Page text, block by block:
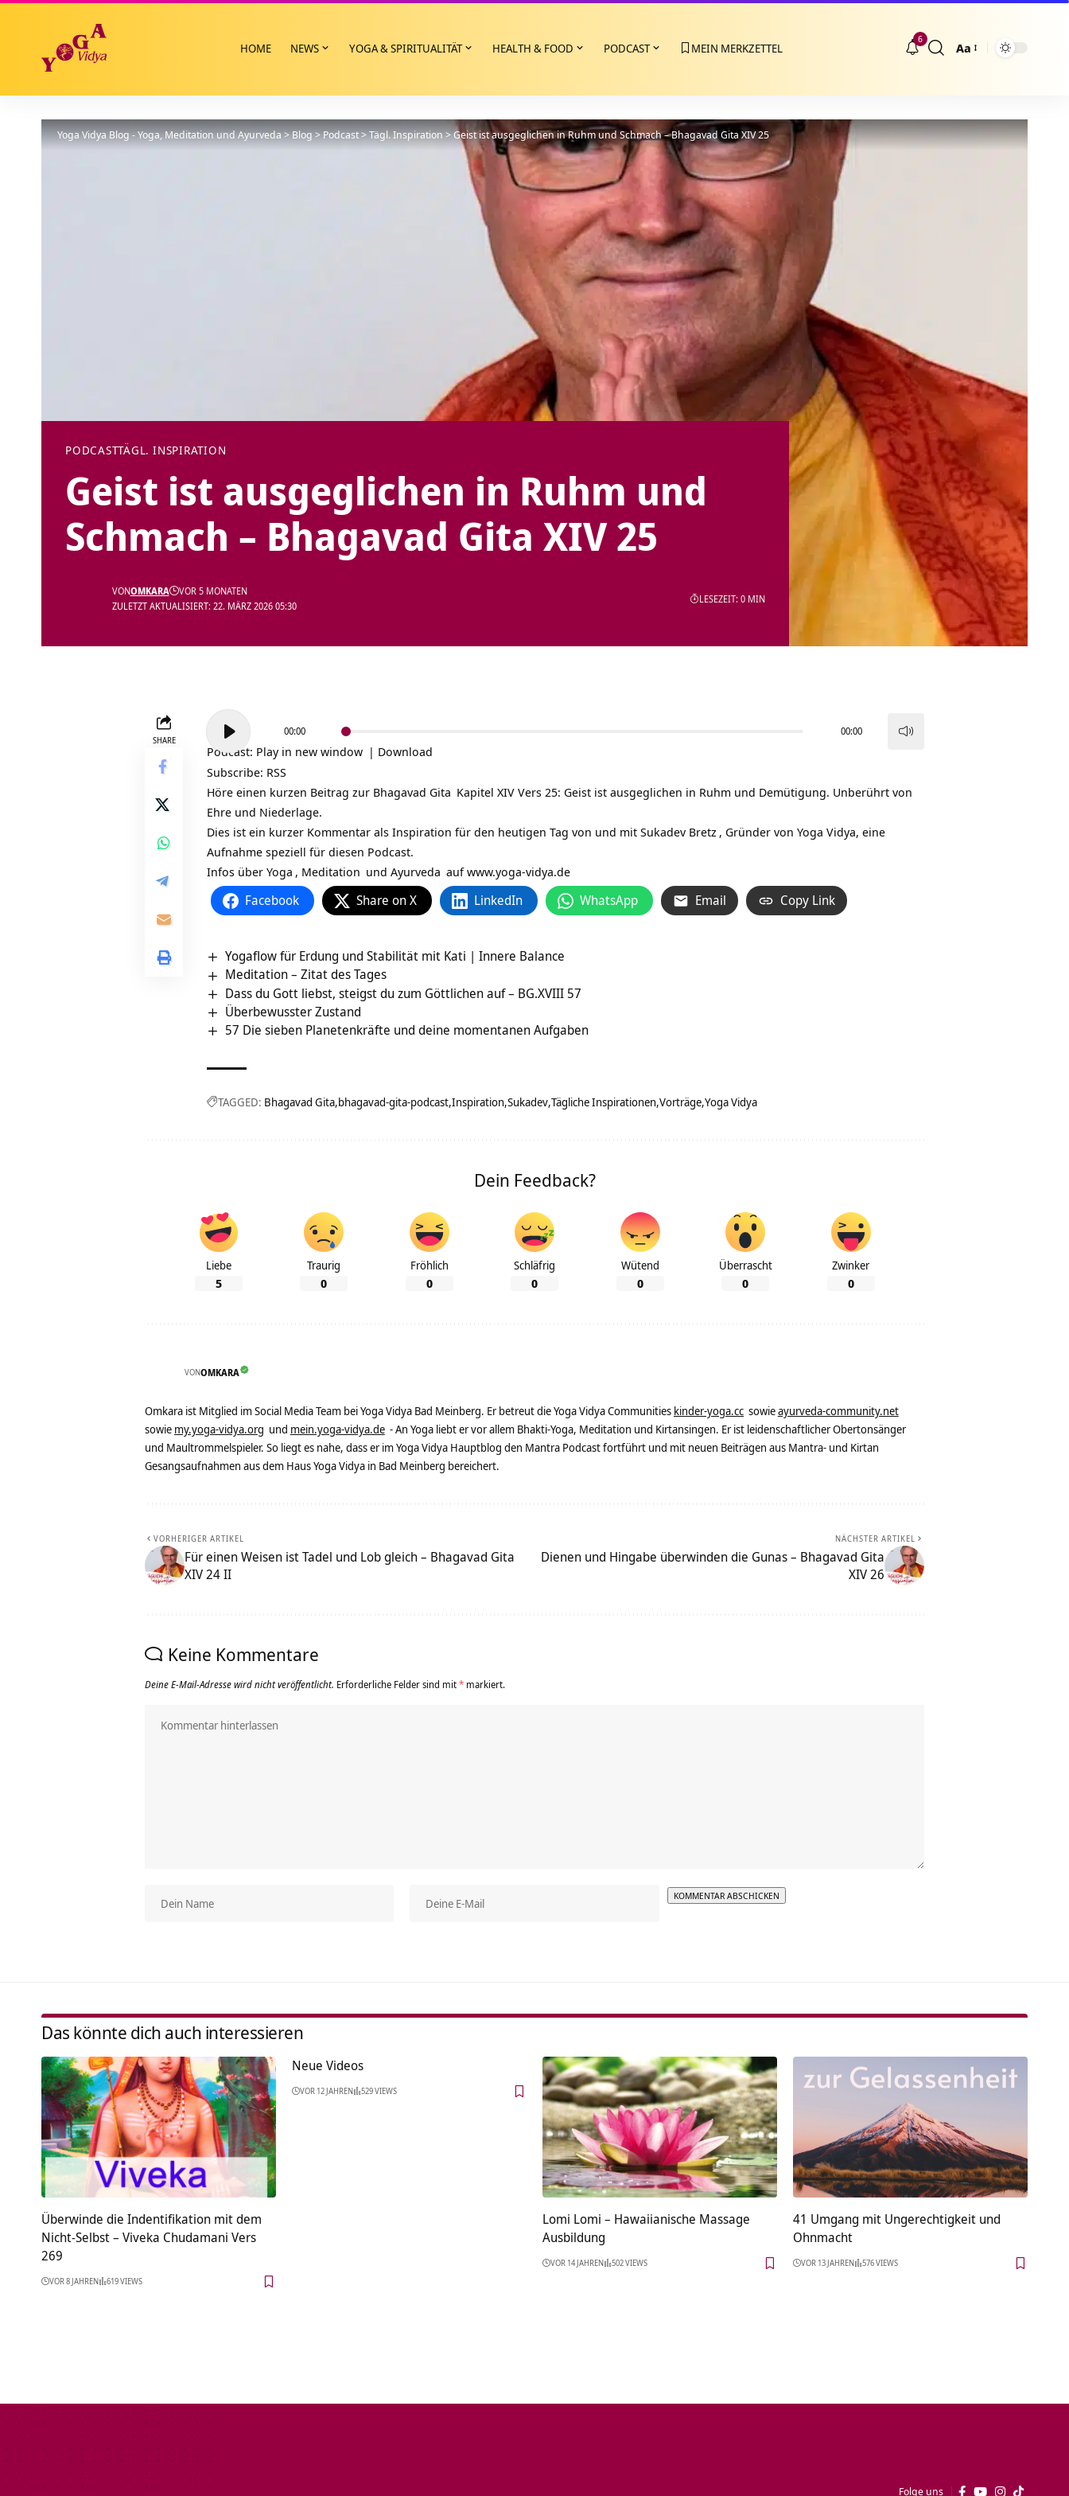
HOME NEWS YOGA & SPIRITUALITÄT HEALTH & FOOD PODCAST MEIN MERKZETTEL
6
Größenänderung
Aa
Yoga Vidya Blog - Yoga, Meditation und Ayurveda>Blog>Podcast>Tägl. Inspiration>Geist ist ausgeglichen in Ruhm und Schmach – Bhagavad Gita XIV 25
PODCASTTÄGL. INSPIRATION
Geist ist ausgeglichen in Ruhm und
Schmach – Bhagavad Gita XIV 25
ZULETZT AKTUALISIERT: 22. MÄRZ 2026 05:30
VONOMKARA VOR 5 MONATEN
LESEZEIT: 0 MIN
SHARE
Audio-
Player
00:00 00:00
Podcast: Play in new window | Download
Subscribe: RSS
Höre einen kurzen Beitrag zur Bhagavad Gita Kapitel XIV Vers 25: Geist ist ausgeglichen in Ruhm und Demütigung. Unberührt von
Ehre und Niederlage.
Dies ist ein kurzer Kommentar als Inspiration für den heutigen Tag von und mit Sukadev Bretz , Gründer von Yoga Vidya, eine
Aufnahme speziell für diesen Podcast.
Infos über Yoga , Meditation und Ayurveda aufwww.yoga-vidya.de
Facebook Share on X LinkedIn WhatsApp Email Copy Link
Yogaflow für Erdung und Stabilität mit Kati | Innere Balance
Meditation – Zitat des Tages
Dass du Gott liebst, steigst du zum Göttlichen auf – BG.XVIII 57
Überbewusster Zustand
57 Die sieben Planetenkräfte und deine momentanen Aufgaben
TAGGED: Bhagavad Gita bhagavad-gita-podcast Inspiration Sukadev Tägliche Inspirationen Vorträge Yoga Vidya
Dein Feedback?
Liebe
5
Traurig
0
Fröhlich
0
Schläfrig
0
Wütend
0
Überrascht
0
Zwinker
0
VONOMKARA
Omkara ist Mitglied im Social Media Team bei Yoga Vidya Bad Meinberg. Er betreut die Yoga Vidya Communities kinder-yoga.cc sowieayurveda-community.net
sowie my.yoga-vidya.org und mein.yoga-vidya.de - An Yoga liebt er vor allem Bhakti-Yoga, Meditation und Kirtansingen. Er ist leidenschaftlicher Obertonsänger
und Maultrommelspieler. So liegt es nahe, dass er im Yoga Vidya Hauptblog den Mantra Podcast fortführt und mit neuen Beiträgen aus Mantra- und Kirtan
Gesangsaufnahmen aus dem Haus Yoga Vidya in Bad Meinberg bereichert.
VORHERIGER ARTIKEL
Für einen Weisen ist Tadel und Lob gleich – Bhagavad Gita
XIV 24 II
NÄCHSTER ARTIKEL
Dienen und Hingabe überwinden die Gunas – Bhagavad Gita
XIV 26
Keine Kommentare
Deine E-Mail-Adresse wird nicht veröffentlicht. Erforderliche Felder sind mit* markiert.
Das könnte dich auch interessieren
Überwinde die Indentifikation mit dem
Nicht-Selbst – Viveka Chudamani Vers
269
VOR 8 JAHREN 619 VIEWS
Neue Videos
VOR 12 JAHREN 529 VIEWS
Lomi Lomi – Hawaiianische Massage
Ausbildung
VOR 14 JAHREN 502 VIEWS
41 Umgang mit Ungerechtigkeit und
Ohnmacht
VOR 13 JAHREN 576 VIEWS
Folge uns